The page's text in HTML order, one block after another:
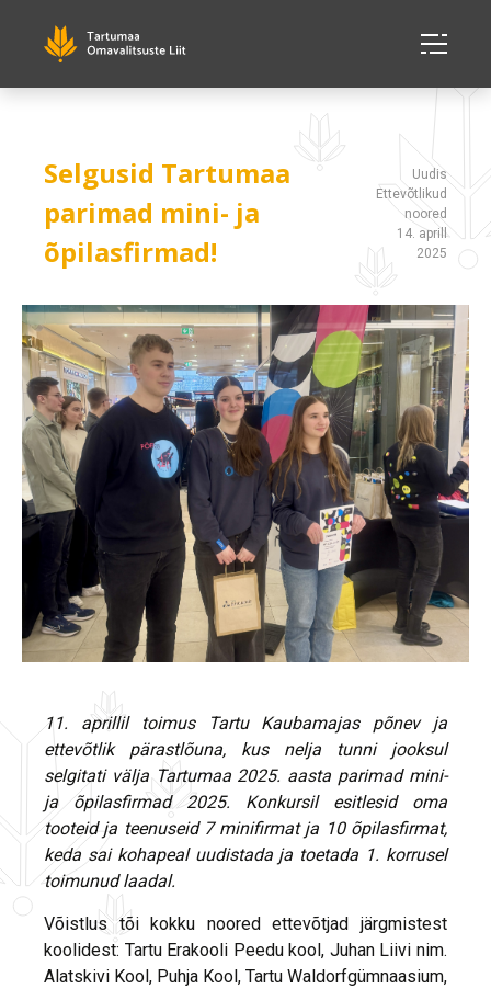
Selgusid Tartumaa
parimad mini- ja
õpilasfirmad!
Uudis
Ettevõtlikud
noored
14. aprill
2025
11. aprillil toimus Tartu Kaubamajas põnev ja
ettevõtlik pärastlõuna, kus nelja tunni jooksul
selgitati välja Tartumaa 2025. aasta parimad mini-
ja õpilasfirmad 2025. Konkursil esitlesid oma
tooteid ja teenuseid 7 minifirmat ja 10 õpilasfirmat,
keda sai kohapeal uudistada ja toetada 1. korrusel
toimunud laadal.
Võistlus tõi kokku noored ettevõtjad järgmistest
koolidest: Tartu Erakooli Peedu kool, Juhan Liivi nim.
Alatskivi Kool, Puhja Kool, Tartu Waldorfgümnaasium,